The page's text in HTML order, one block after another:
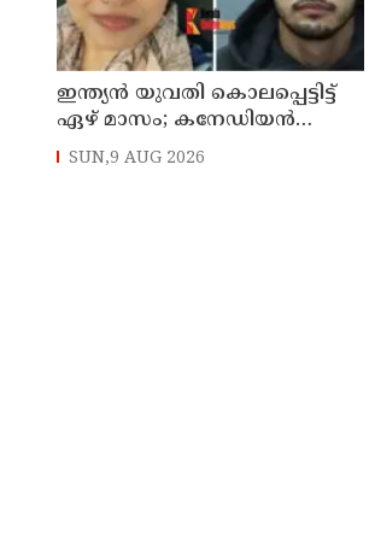
ഇന്ത്യന്‍ യുവതി കൊലപ്പെട്ടിട്ട്
ഏഴ് മാസം; കനേഡിയന്‍
പൗരനായ പങ്കാളി അറസ്റ്റില്‍
SUN,9 AUG 2026